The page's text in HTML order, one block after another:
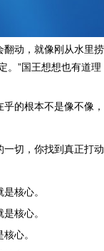
动，就像刚从水里
。”国王想想也有道
的根本不是像不像
切，你找到真正打
核心。
核心。
心。